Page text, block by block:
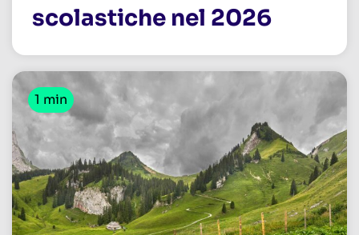
scolastiche nel 2026
1 min